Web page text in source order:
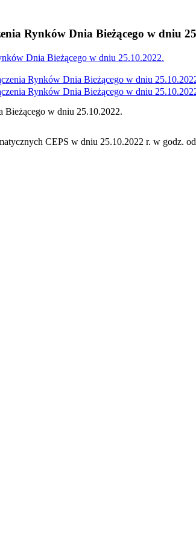
Rynków Dnia Bieżącego w dniu
Dnia Bieżącego w dniu 25.10.2022.
Rynków Dnia Bieżącego w dniu
Rynków Dnia Bieżącego w dniu
Bieżącego w dniu 25.10.2022.
CEPS w dniu 25.10.2022 r. w godz.